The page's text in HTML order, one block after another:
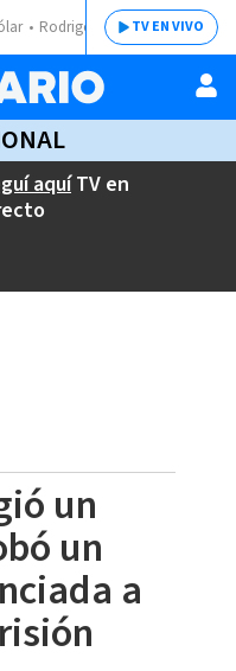
Rodrigo ChavesTV EN VIVO
aquíTV en
un
un
a